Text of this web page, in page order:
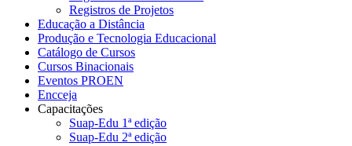
Registros de Projetos
Educação a Distância
Produção e Tecnologia Educacional
Catálogo de Cursos
Cursos Binacionais
Eventos PROEN
Encceja
Capacitações
Suap-Edu 1ª edição
Suap-Edu 2ª edição